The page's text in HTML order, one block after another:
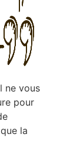
ne vous
pour
la